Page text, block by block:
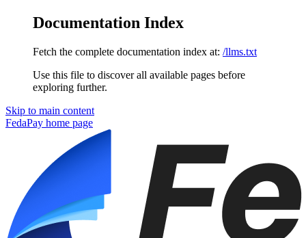
Documentation Index
Fetch the complete documentation index at: /llms.txt
Use this file to discover all available pages before
exploring further.
Skip to main content
FedaPay home page